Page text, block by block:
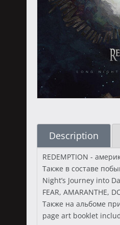
Description
REDEMPTION -
Также в составе
Night’s Journey into
FEAR, AMARANTHE,
Также на альбоме
page art booklet